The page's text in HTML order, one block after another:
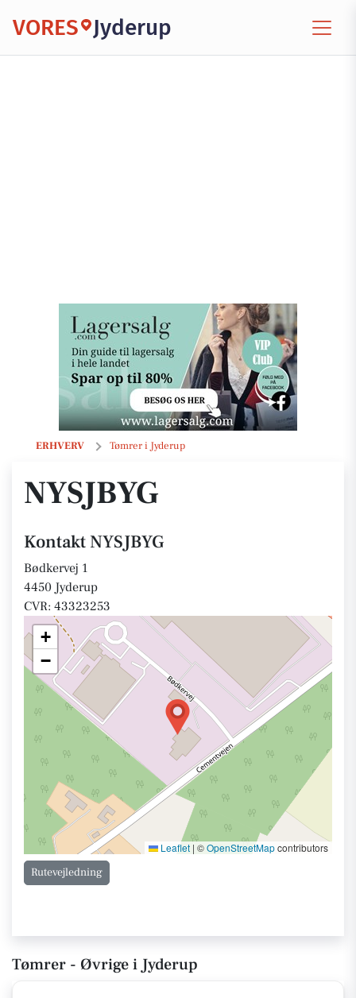
VORES Jyderup
ERHVERV Tømrer i Jyderup
NYSJBYG
NYSJBYG
Kontakt NYSJBYG
Bødkervej 1
4450 Jyderup
CVR: 43323253
+
−
Leaflet | ©OpenStreetMapcontributors
Rutevejledning
Tømrer - Øvrige i Jyderup